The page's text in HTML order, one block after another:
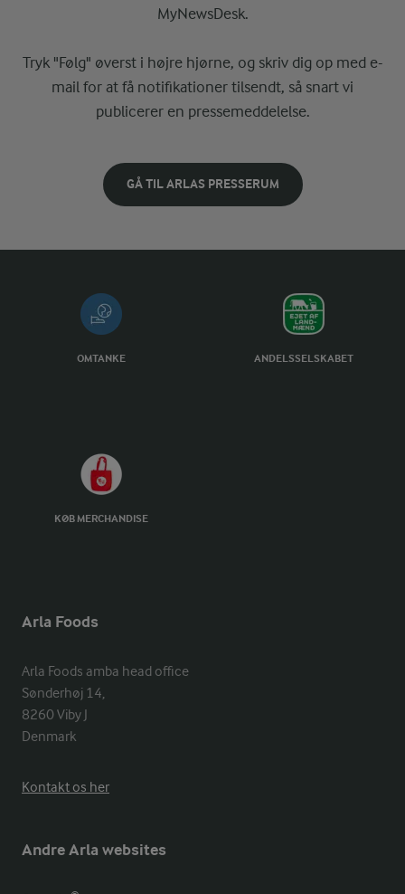
MyNewsDesk.
Tryk "Følg" øverst i højre hjørne, og skriv dig op med e-
mail for at få notifikationer tilsendt, så snart vi
publicerer en pressemeddelelse.
GÅ TIL ARLAS PRESSERUM
OMTANKE ANDELSSELSKABET
KØB MERCHANDISE
Arla Foods
Arla Foods amba head office
Sønderhøj 14,
8260 Viby J
Denmark
Kontakt os her
Andre Arla websites